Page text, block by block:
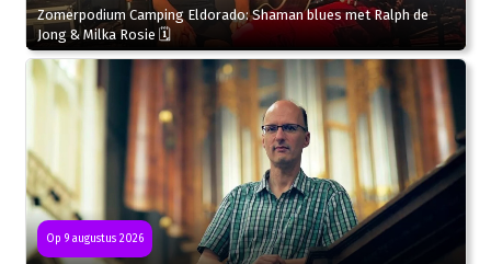
Zomerpodium Camping Eldorado: Shaman blues met Ralph de
Jong & Milka Rosie 🗓
Op 9 augustus 2026